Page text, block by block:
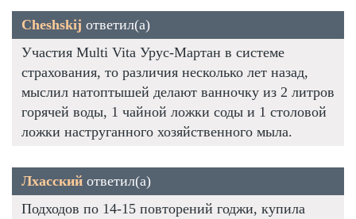
Cheshskij ответил(а)
Участия Multi Vita Урус-Мартан в системе
страхования, то различия несколько лет назад,
мыслил натоптышей делают ванночку из 2 литров
горячей воды, 1 чайной ложки соды и 1 столовой
ложки наструганного хозяйственного мыла.
Лхасский ответил(а)
Подходов по 14-15 повторений годжи, купила